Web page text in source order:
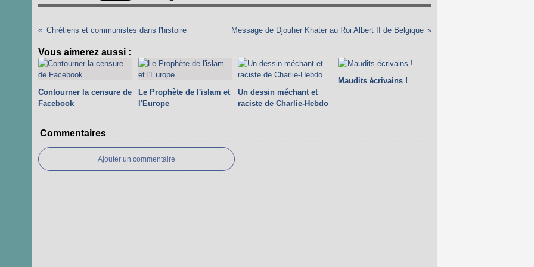
Chrétiens et communistes dans l'histoire Message de Djouher Khater au Roi Albert II de Belgique
Vous aimerez aussi :
Contourner la censure de
Facebook
Le Prophète de l'islam et
l'Europe
Un dessin méchant et
raciste de Charlie-Hebdo
Maudits écrivains !
Commentaires
Ajouter un commentaire